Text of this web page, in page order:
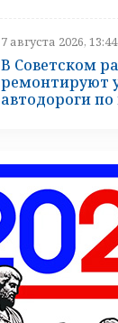
7 августа 2026, 13:44
В Советском
ремонтируют
автодороги